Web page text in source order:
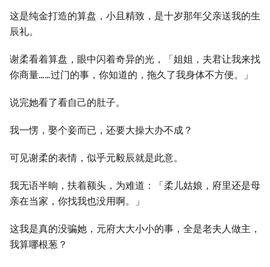
这是纯金打造的算盘，小且精致，是十岁那年父亲送我的生
辰礼。
谢柔看着算盘，眼中闪着奇异的光，「姐姐，夫君让我来找
你商量……过门的事，你知道的，拖久了我身体不方便。」
说完她看了看自己的肚子。
我一愣，娶个妾而已，还要大操大办不成？
可见谢柔的表情，似乎元毅辰就是此意。
我无语半晌，扶着额头，为难道：「柔儿姑娘，府里还是母
亲在当家，你找我也没用啊。」
这我是真的没骗她，元府大大小小的事，全是老夫人做主，
我算哪根葱？